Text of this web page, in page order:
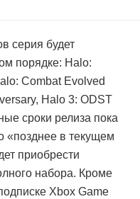
серия будет
порядке: Halo:
Combat Evolved
Halo 3: ODST
сроки релиза пока
«позднее в текущем
приобрести
набора. Кроме
Xbox Game